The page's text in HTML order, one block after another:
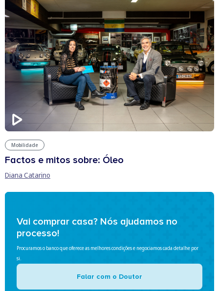
Mobilidade
Factos e mitos sobre: Óleo
Diana Catarino
Vai comprar casa? Nós ajudamos no
processo!
Procuramos o banco que oferece as melhores condições e negociamos cada detalhe por
si.
Falar com o Doutor